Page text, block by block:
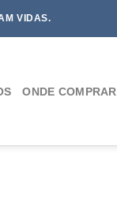
VIDAS.
ONDE COMPRAR